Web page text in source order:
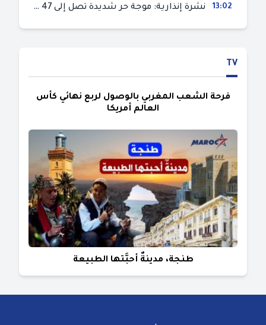
13:02 نشرة إنذارية: موجة حر شديدة تصل إلى 47 درجة بمختلف مناطق المغرب
TV
فرحة الشعب المغربي بالوصول لربع نهائي كأس
العالم أمريكا
طنجة، مدينةٌ أحبَّتها الطبيعة